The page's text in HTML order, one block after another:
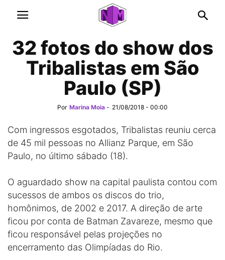
32 fotos do show dos
Tribalistas em São
Paulo (SP)
Por Marina Moia - 21/08/2018 - 00:00
Com ingressos esgotados, Tribalistas reuniu cerca
de 45 mil pessoas no Allianz Parque, em São
Paulo, no último sábado (18).
O aguardado show na capital paulista contou com
sucessos de ambos os discos do trio,
homônimos, de 2002 e 2017. A direção de arte
ficou por conta de Batman Zavareze, mesmo que
ficou responsável pelas projeções no
encerramento das Olimpíadas do Rio.